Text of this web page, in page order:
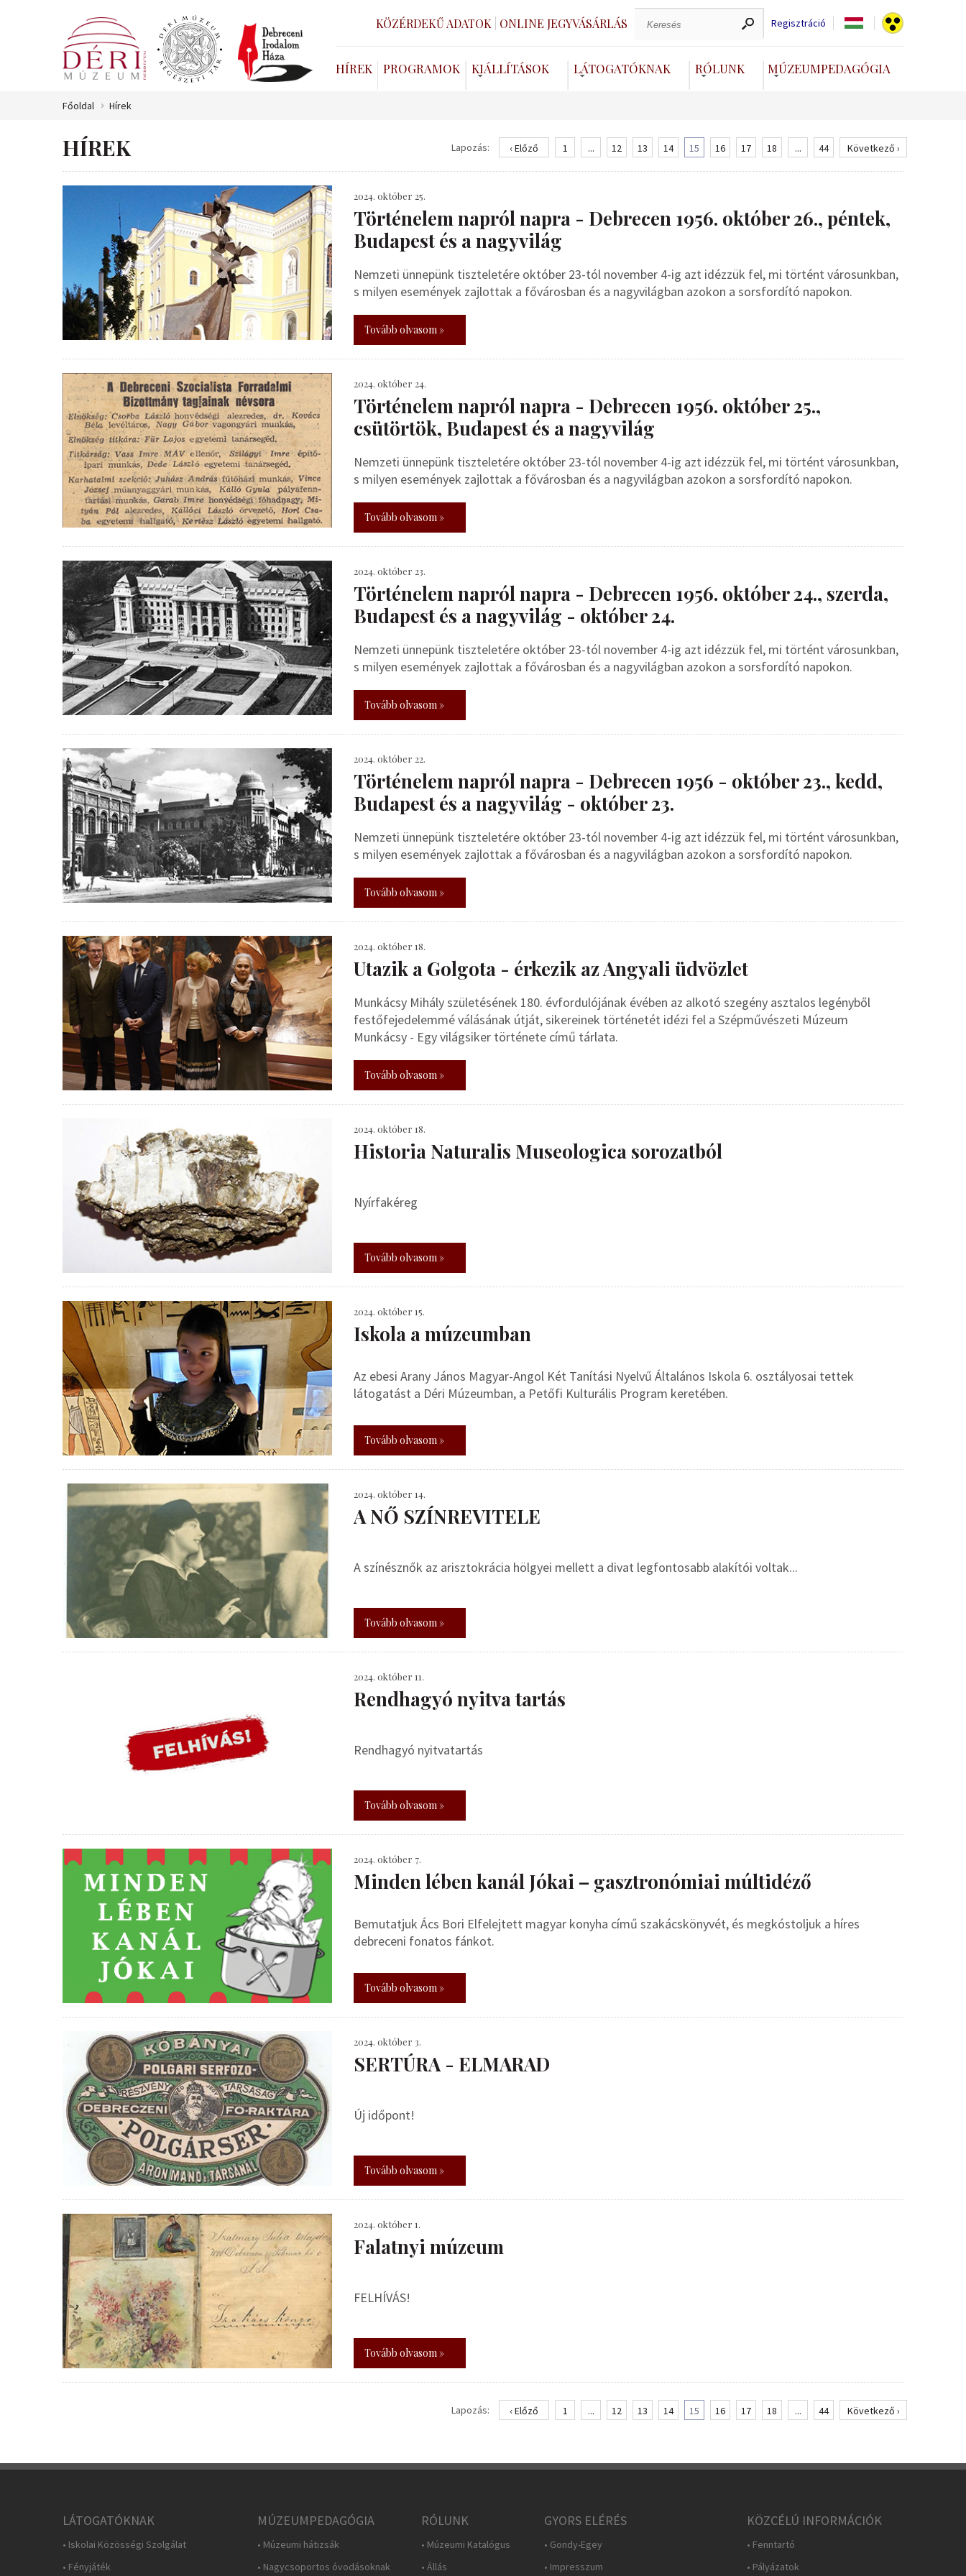
KÖZÉRDEKŰ ADATOK ONLINE JEGYVÁSÁRLÁS Regisztráció
HÍREK PROGRAMOK KIÁLLÍTÁSOK LÁTOGATÓKNAK RÓLUNK MÚZEUMPEDAGÓGIA
Főoldal Hírek
HÍREK Lapozás: ‹ Előző 1 ... 12 13 14 15 16 17 18 ... 44 Következő ›
2024. október 25.
Történelem napról napra - Debrecen 1956. október 26., péntek,
Budapest és a nagyvilág
Nemzeti ünnepünk tiszteletére október 23-tól november 4-ig azt idézzük fel, mi történt városunkban,
s milyen események zajlottak a fővárosban és a nagyvilágban azokon a sorsfordító napokon.
Tovább olvasom »
2024. október 24.
Történelem napról napra - Debrecen 1956. október 25.,
csütörtök, Budapest és a nagyvilág
Nemzeti ünnepünk tiszteletére október 23-tól november 4-ig azt idézzük fel, mi történt városunkban,
s milyen események zajlottak a fővárosban és a nagyvilágban azokon a sorsfordító napokon.
Tovább olvasom »
2024. október 23.
Történelem napról napra - Debrecen 1956. október 24., szerda,
Budapest és a nagyvilág - október 24.
Nemzeti ünnepünk tiszteletére október 23-tól november 4-ig azt idézzük fel, mi történt városunkban,
s milyen események zajlottak a fővárosban és a nagyvilágban azokon a sorsfordító napokon.
Tovább olvasom »
2024. október 22.
Történelem napról napra - Debrecen 1956 - október 23., kedd,
Budapest és a nagyvilág - október 23.
Nemzeti ünnepünk tiszteletére október 23-tól november 4-ig azt idézzük fel, mi történt városunkban,
s milyen események zajlottak a fővárosban és a nagyvilágban azokon a sorsfordító napokon.
Tovább olvasom »
2024. október 18.
Utazik a Golgota - érkezik az Angyali üdvözlet
Munkácsy Mihály születésének 180. évfordulójának évében az alkotó szegény asztalos legényből
festőfejedelemmé válásának útját, sikereinek történetét idézi fel a Szépművészeti Múzeum
Munkácsy - Egy világsiker története című tárlata.
Tovább olvasom »
2024. október 18.
Historia Naturalis Museologica sorozatból
Nyírfakéreg
Tovább olvasom »
2024. október 15.
Iskola a múzeumban
Az ebesi Arany János Magyar-Angol Két Tanítási Nyelvű Általános Iskola 6. osztályosai tettek
látogatást a Déri Múzeumban, a Petőfi Kulturális Program keretében.
Tovább olvasom »
2024. október 14.
A NŐ SZÍNREVITELE
A színésznők az arisztokrácia hölgyei mellett a divat legfontosabb alakítói voltak...
Tovább olvasom »
2024. október 11.
Rendhagyó nyitva tartás
Rendhagyó nyitvatartás
Tovább olvasom »
2024. október 7.
Minden lében kanál Jókai – gasztronómiai múltidéző
Bemutatjuk Ács Bori Elfelejtett magyar konyha című szakácskönyvét, és megkóstoljuk a híres
debreceni fonatos fánkot.
Tovább olvasom »
2024. október 3.
SERTÚRA - ELMARAD
Új időpont!
Tovább olvasom »
2024. október 1.
Falatnyi múzeum
FELHÍVÁS!
Tovább olvasom »
Lapozás: ‹ Előző 1 ... 12 13 14 15 16 17 18 ... 44 Következő ›
LÁTOGATÓKNAK
• Iskolai Közösségi Szolgálat
• Fényjáték
MÚZEUMPEDAGÓGIA
• Múzeumi hátizsák
• Nagycsoportos óvodásoknak
RÓLUNK
• Múzeumi Katalógus
• Állás
GYORS ELÉRÉS
• Gondy-Egey
• Impresszum
KÖZCÉLÚ INFORMÁCIÓK
• Fenntartó
• Pályázatok